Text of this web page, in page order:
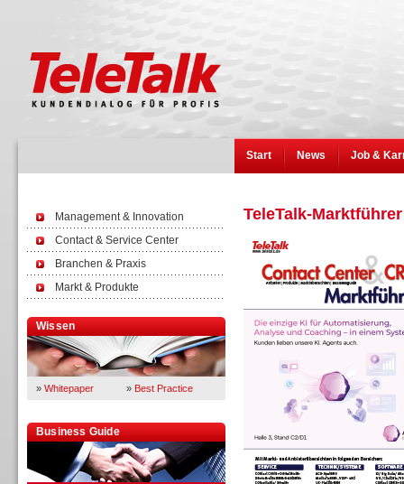
Start News Job &
Management & Innovation
Contact & Service Center
Branchen & Praxis
Markt & Produkte
Wissen
» Whitepaper » Best Practice
Business Guide
TeleTalk-